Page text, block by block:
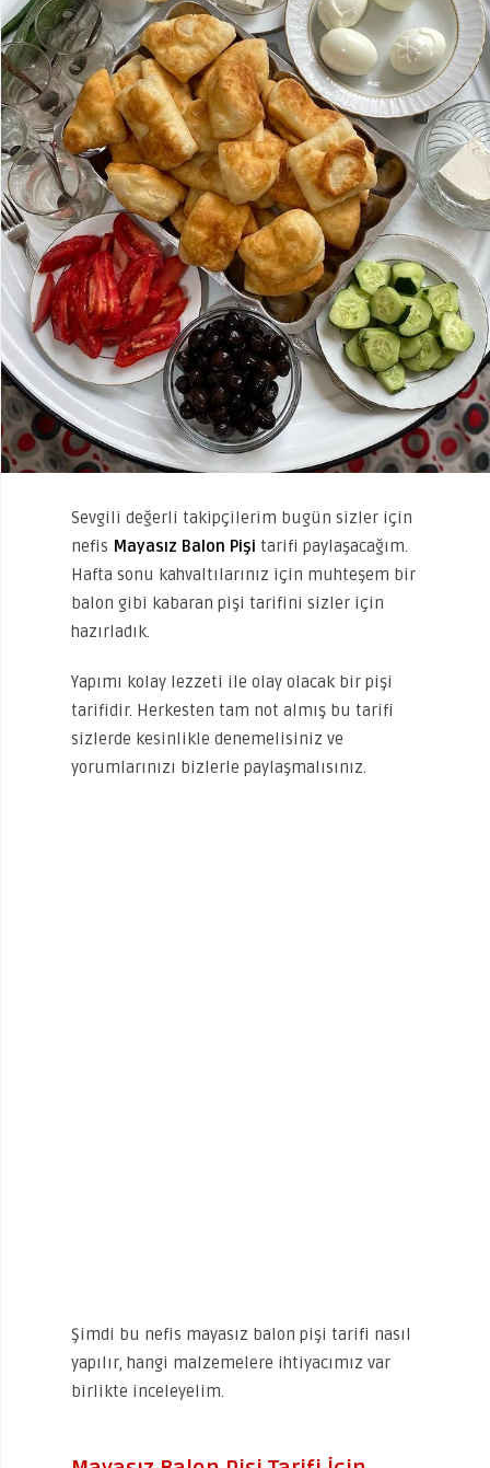
Sevgili değerli takipçilerim bugün sizler için
nefis Mayasız Balon Pişi tarifi paylaşacağım.
Hafta sonu kahvaltılarınız için muhteşem bir
balon gibi kabaran pişi tarifini sizler için
hazırladık.
Yapımı kolay lezzeti ile olay olacak bir pişi
tarifidir. Herkesten tam not almış bu tarifi
sizlerde kesinlikle denemelisiniz ve
yorumlarınızı bizlerle paylaşmalısınız.
Şimdi bu nefis mayasız balon pişi tarifi nasıl
yapılır, hangi malzemelere ihtiyacımız var
birlikte inceleyelim.